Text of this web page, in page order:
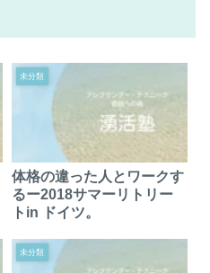
未分類
体格の違った人とワークす
るー2018サマーリトリー
トin ドイツ。
未分類